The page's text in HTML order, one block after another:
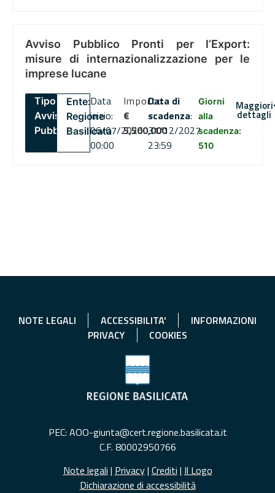
Avviso Pubblico Pronti per l’Export:
misure di internazionalizzazione per le
imprese lucane
Tipo:
Avviso
Pubblico
Ente:
Regione
Basilicata
Data
inizio:
06/07/2026
00:00
Importo
€
5,500,000
Data di
scadenza:
31/12/2027
23:59
Giorni
alla
scadenza:
510
Maggiori
dettagli
NOTE LEGALI ACCESSIBILITA'
INFORMAZIONI
PRIVACY
COOKIES
PEC: AOO-giunta@cert.regione.basilicata.it
C.F. 80002950766
Note legali | Privacy| Crediti | Il Logo
Dichiarazione di accessibilità